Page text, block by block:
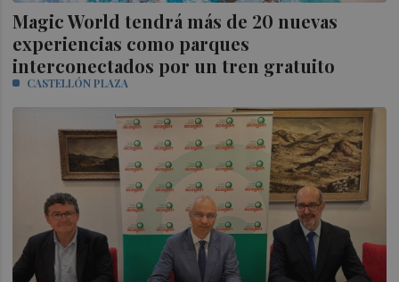
Magic World tendrá más de 20 nuevas
experiencias como parques
interconectados por un tren gratuito
CASTELLÓN PLAZA